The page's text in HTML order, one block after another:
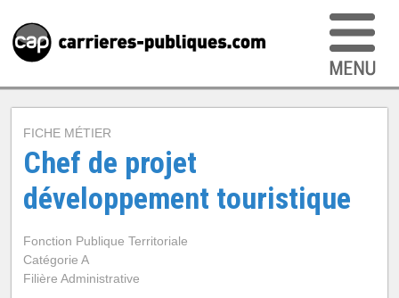
FICHE MÉTIER
Chef de projet
développement touristique
Fonction Publique Territoriale
Catégorie A
Filière Administrative